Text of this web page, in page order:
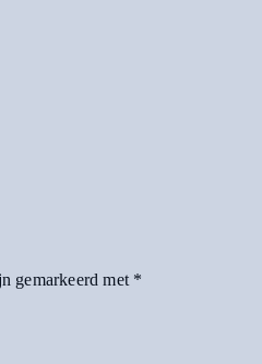
gemarkeerd met *